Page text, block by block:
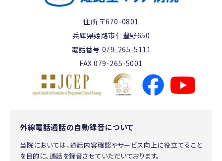
住所 〒670-0801
兵庫県姫路市仁豊野650
電話番号 079-265-5111
FAX 079-265-5001
外線電話通話の自動録音について
当院においては、通話内容確認やサービス向上に役立てること
を目的に、通話を録音させていただいております。